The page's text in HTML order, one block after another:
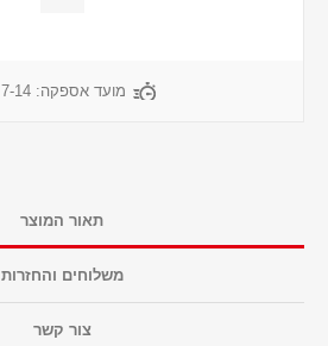
מועד אספקה: 7-14 ימים
תאור המוצר
משלוחים והחזרות
צור קשר